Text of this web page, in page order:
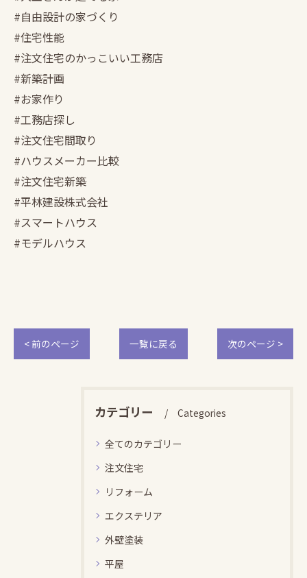
#自由設計の家づくり
#住宅性能
#注文住宅のかっこいい工務店
#新築計画
#お家作り
#工務店探し
#注文住宅間取り
#ハウスメーカー比較
#注文住宅新築
#平林建設株式会社
#スマートハウス
#モデルハウス
< 前のページ 一覧に戻る 次のページ >
カテゴリー Categories
全てのカテゴリー
注文住宅
リフォーム
エクステリア
外壁塗装
平屋